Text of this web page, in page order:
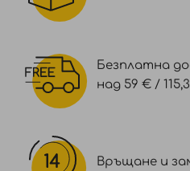
Безплатна
над 59 € /
Връщане и